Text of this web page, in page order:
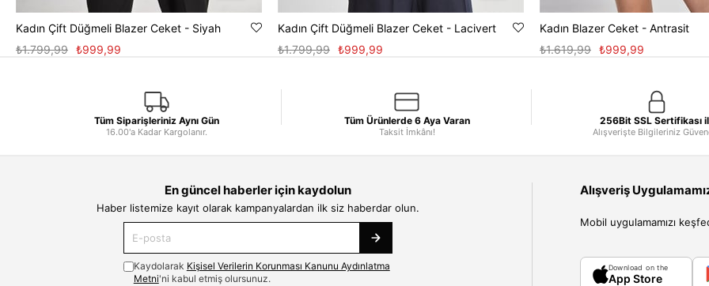
Kadın Çift Düğmeli Blazer Ceket - Siyah
₺999,99
₺1.799,99
Kadın Çift Düğmeli Blazer Ceket - Lacivert
₺999,99
₺1.799,99
Kadın Blazer Ceket - Antrasit
₺999,99
₺1.619,99
Tüm Siparişleriniz Aynı Gün
16.00'a Kadar Kargolanır.
Tüm Ürünlerde 6 Aya Varan
Taksit İmkânı!
256Bit SSL Sertifikası
Alışverişte Bilgileriniz
En güncel haberler için kaydolun
Haber listemize kayıt olarak kampanyalardan ilk siz haberdar olun.
Kaydolarak Kişisel Verilerin Korunması Kanunu Aydınlatma
Metni'ni kabul etmiş olursunuz.
Alışveriş
Mobil uygulamamızı
Download on the
App Store